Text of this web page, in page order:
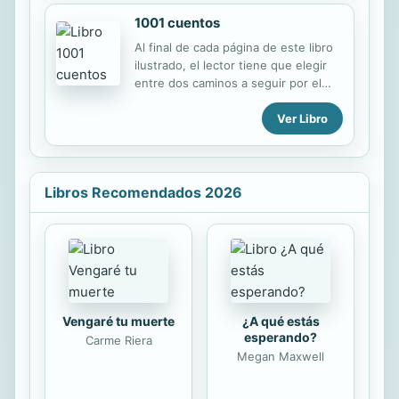
contexto de la ilustración europea y
española así como el estudio de las
influiencias y concomitancias con
otras personalidades de la época,
especialmente Jovellanos. La
polémico tratado y su autor ofrece
otra óptica de análisis para afrontar
el conocimiento del actualmente
1001 cuentos
Al final de cada página de este libro
ilustrado, el lector tiene que elegir
entre dos caminos a seguir por el
protagonista, creando así su propia
aventura. Los personajes y las
situaciones de los cuentos
tradicionales se entrelazan en un
laberinto de 1001 posibles historias.
Ver Libro
Libros Recomendados 2026
Vengaré tu muerte
Carme Riera
¿A qué estás
esperando?
Megan Maxwell